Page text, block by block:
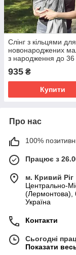
Слінг з кільцями для
новонароджених
з народження до 36
місяців Coolbabka
935 ₴
Купити
Про нас
100%
Працює з
м. Кривий Ріг
Центрально-
(Лермонтова),
Україна
Контакти
Сьогодні
Показати